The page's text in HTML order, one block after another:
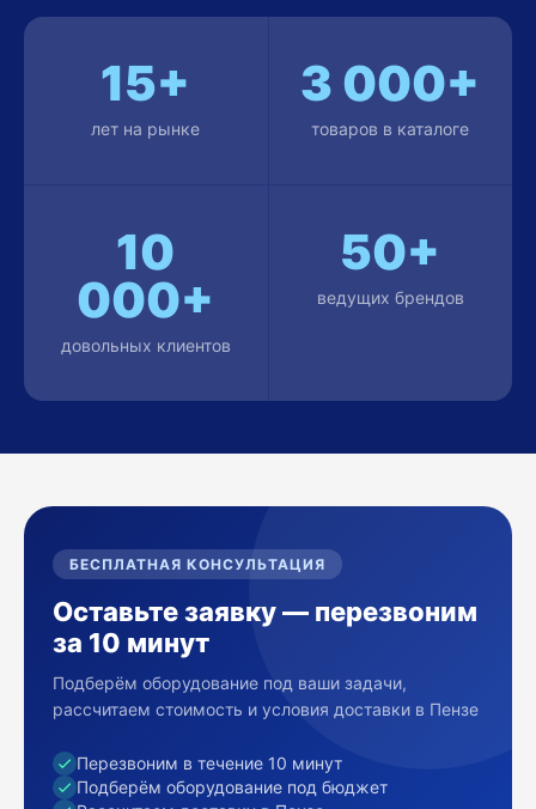
15+
лет на рынке
3 000+
товаров в каталоге
10
000+
довольных клиентов
50+
ведущих брендов
БЕСПЛАТНАЯ КОНСУЛЬТАЦИЯ
Оставьте заявку — перезвоним
за 10 минут
Подберём оборудование под ваши задачи,
рассчитаем стоимость и условия доставки в Пензе
Перезвоним в течение 10 минут
Подберём оборудование под бюджет